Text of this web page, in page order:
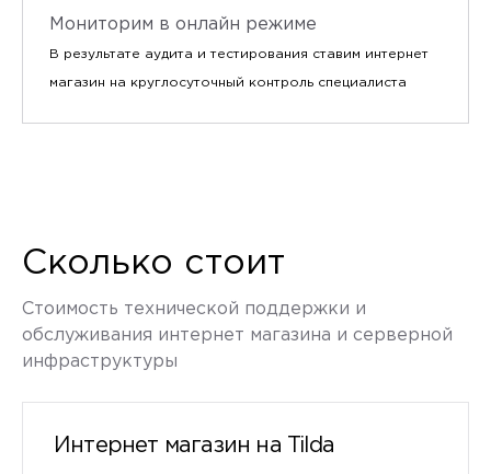
Мониторим в онлайн режиме
В результате аудита и тестирования ставим интернет
магазин на круглосуточный контроль специалиста
Сколько стоит
Стоимость технической поддержки и
обслуживания интернет магазина и серверной
инфраструктуры
Интернет магазин на Tilda